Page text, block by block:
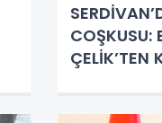
COŞKUSU:
ÇELİK’TEN